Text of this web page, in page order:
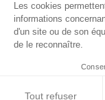
© 2026